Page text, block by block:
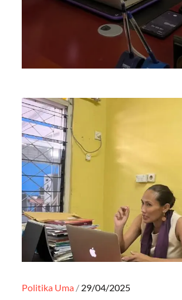
Politika Uma Posted
29/04/2025